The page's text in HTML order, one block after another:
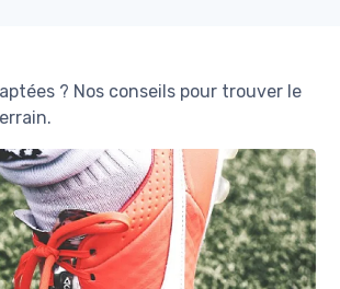
? Nos conseils pour trouver le